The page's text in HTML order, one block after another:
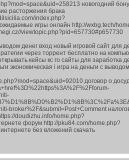
новогодний
расторжения брака
index.php?
игры онлайн http://wxbg.tech/
viewtopic.php?pid=657730#p657730
денег вход новый игровой сайт для
через торрент бесплатно на
кейсы кс го сайты для заработка
экономическая i игра на деньги с выводом
договор о
broker%2F&submit=Post+Comment
doudizhu.info/home.php?
форум http://pku84.com/home.php?
без вложений скачать